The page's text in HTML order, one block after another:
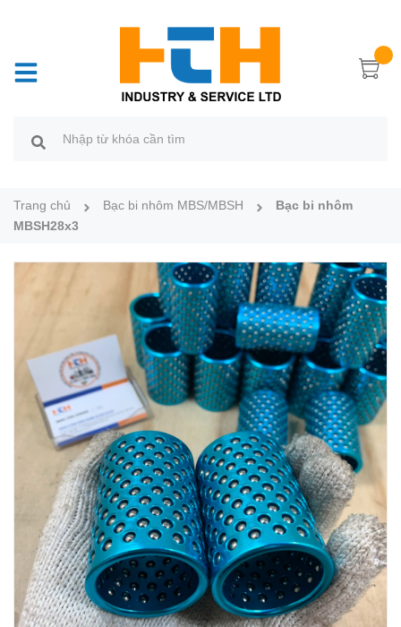
Trang chủ Bạc bi nhôm MBS/MBSH
Bạc bi nhôm
MBSH28x3